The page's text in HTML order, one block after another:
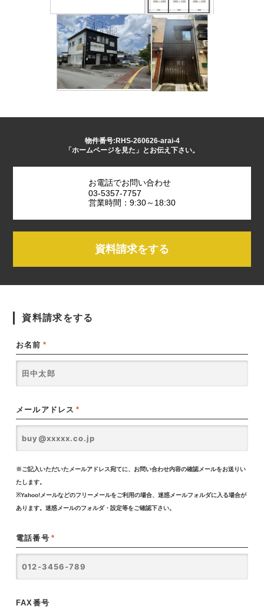
物件番号:RHS-260626-arai-4
「ホームページを見た」とお伝え下さい。
お電話でお問い合わせ
03-5357-7757
営業時間：9:30～18:30
資料請求をする
資料請求をする
お名前 *
メールアドレス *
※ご記入いただいたメールアドレス宛てに、お問い合わせ内容の確認メールをお送りい
たします。
※Yahoo!メールなどのフリーメールをご利用の場合、迷惑メールフォルダに入る場合が
あります。迷惑メールのフォルダ・設定等をご確認下さい。
電話番号 *
FAX番号